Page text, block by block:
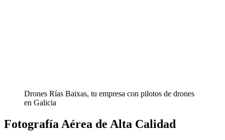
Drones Rías Baixas, tu empresa con pilotos de drones
en Galicia
Fotografía Aérea de Alta Calidad